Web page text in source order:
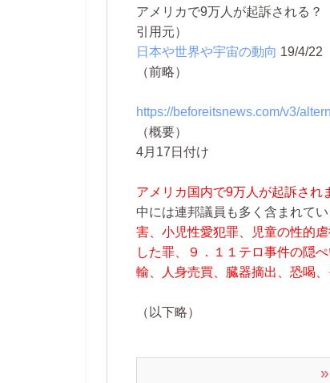
アメリカで9万人が起訴される？
引用元）
日本や世界や宇宙の動向 19/4/22
（前略）
https://beforeitsnews.com/v3/
（概要）
4月17日付け
アメリカ国内で9万人が起訴され
中には連邦議員も多く含まれてい
害、小児性愛犯罪、児童の性的
した罪、９．１１テロ事件の隠
輸、人身売買、臓器摘出、恐喝
（以下略）